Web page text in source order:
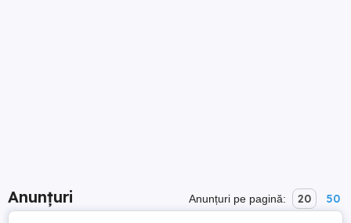
Anunțuri Anunțuri pe pagină: 20 50